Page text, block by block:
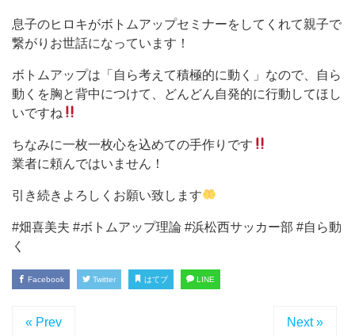
息子のヒロキがボトムアップセミナーをしてくれて親子で
繋がりお世話になっています！
ボトムアップは「自ら考えて積極的に動く」なので、自ら
動くを胸と背中につけて、どんどん自発的に行動してほし
いですね
ちなみに一枚一枚心を込めての手作りです
業者に頼んではいません！
引き続きよろしくお願い致します
#畑喜美夫 #ボトムアップ理論 #浜松西サッカー部 #自ら動
く
Facebook Twitter はてブ LINE
« Prev Next »